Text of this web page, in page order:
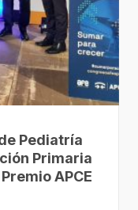
Pediatría
Primaria
APCE